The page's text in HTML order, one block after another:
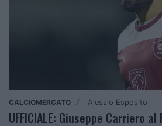
CALCIOMERCATO / Alessio Esposito
UFFICIALE: Giuseppe Carriero